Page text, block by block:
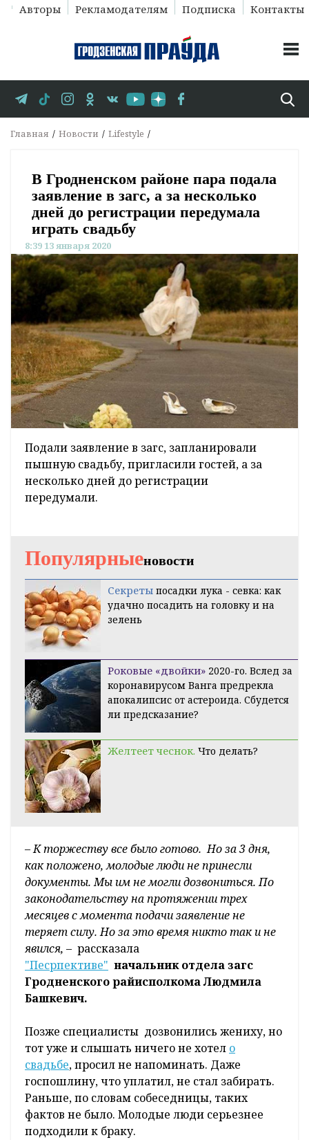
Авторы Рекламодателям Подписка Контакты
Главная Новости Lifestyle
В Гродненском районе пара подала
заявление в загс, а за несколько
дней до регистрации передумала
играть свадьбу
8:39 13 января 2020
Подали заявление в загс, запланировали
пышную свадьбу, пригласили гостей, а за
несколько дней до регистрации
передумали.
Популярныеновости
Секреты посадки лука - севка: как
удачно посадить на головку и на
зелень
Роковые «двойки» 2020-го. Вслед за
коронавирусом Ванга предрекла
апокалипсис от астероида. Сбудется
ли предсказание?
Желтеет чеснок. Что делать?
–К торжеству все было готово. Но за 3 дня,
как положено, молодые люди не принесли
документы. Мы им не могли дозвониться. По
законодательству на протяжении трех
месяцев с момента подачи заявление не
теряет силу. Но за это время никто так и не
явился, – рассказала
"Песрпективе" начальник отдела загс
Гродненского райисполкома Людмила
Башкевич.
Позже специалисты дозвонились жениху, но
тот уже и слышать ничего не хотел о
свадьбе, просил не напоминать. Даже
госпошлину, что уплатил, не стал забирать.
Раньше, по словам собеседницы, таких
фактов не было. Молодые люди серьезнее
подходили к браку.